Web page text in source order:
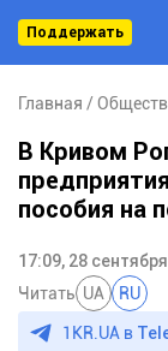
Поддержать
Главная
В Кривом
пособия на
17:09, 28
Читать UA RU
1KR.UA в